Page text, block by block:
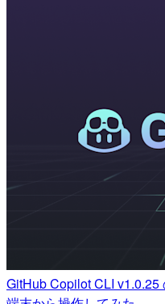
GitHub Copilot CLI v1.0.25